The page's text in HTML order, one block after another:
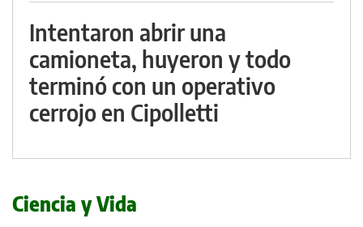
Intentaron abrir una
camioneta, huyeron y todo
terminó con un operativo
cerrojo en Cipolletti
Ciencia y Vida